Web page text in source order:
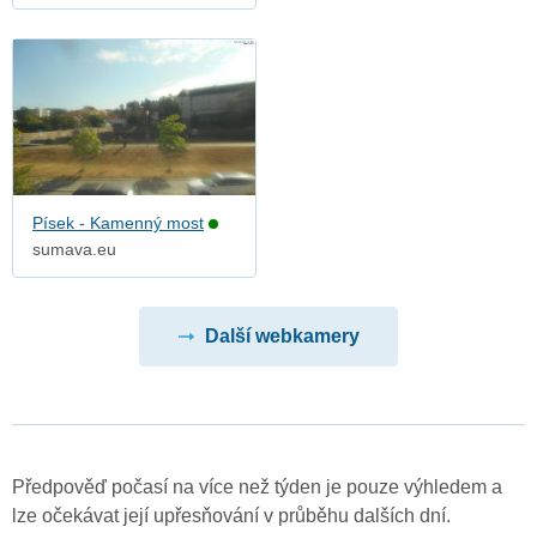
Písek - Kamenný most
sumava.eu
Další webkamery
Předpověď počasí na více než týden je pouze výhledem a
lze očekávat její upřesňování v průběhu dalších dní.